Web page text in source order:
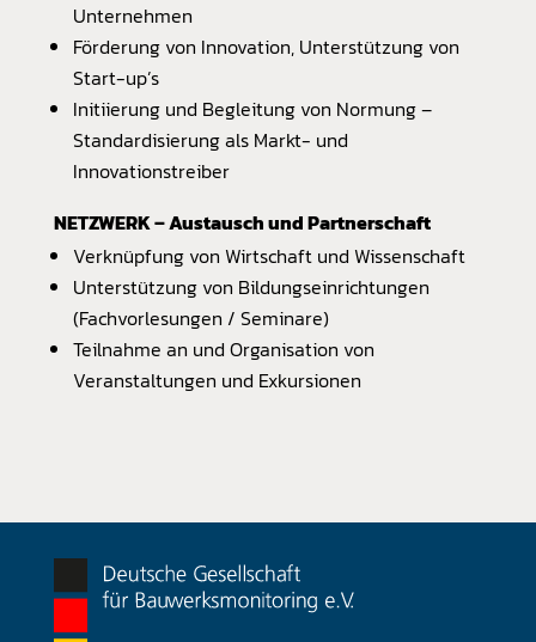
Unternehmen
Förderung von Innovation, Unterstützung von
Start-up’s
Initiierung und Begleitung von Normung –
Standardisierung als Markt- und
Innovationstreiber
NETZWERK – Austausch und Partnerschaft
Verknüpfung von Wirtschaft und Wissenschaft
Unterstützung von Bildungseinrichtungen
(Fachvorlesungen / Seminare)
Teilnahme an und Organisation von
Veranstaltungen und Exkursionen